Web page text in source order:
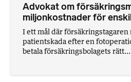
Advokat om
miljonkostnader för
I ett mål där
patientskada efter en
betala försäkringsbolagets rätt...